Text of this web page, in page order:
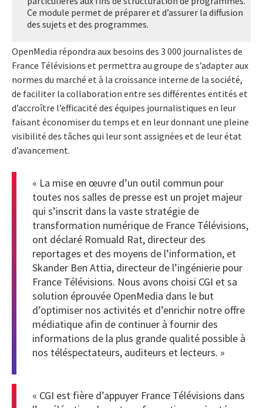
Ce module permet de préparer et d’assurer la diffusion
des sujets et des programmes.
OpenMedia répondra aux besoins des 3 000 journalistes de
France Télévisions et permettra au groupe de s’adapter aux
normes du marché et à la croissance interne de la société,
de faciliter la collaboration entre ses différentes entités et
d’accroître l’efficacité des équipes journalistiques en leur
faisant économiser du temps et en leur donnant une pleine
visibilité des tâches qui leur sont assignées et de leur état
d’avancement.
« La mise en œuvre d’un outil commun pour
toutes nos salles de presse est un projet majeur
qui s’inscrit dans la vaste stratégie de
transformation numérique de France Télévisions,
ont déclaré Romuald Rat, directeur des
reportages et des moyens de l’information, et
Skander Ben Attia, directeur de l’ingénierie pour
France Télévisions. Nous avons choisi CGI et sa
solution éprouvée OpenMedia dans le but
d’optimiser nos activités et d’enrichir notre offre
médiatique afin de continuer à fournir des
informations de la plus grande qualité possible à
nos téléspectateurs, auditeurs et lecteurs. »
« CGI est fière d’appuyer France Télévisions dans